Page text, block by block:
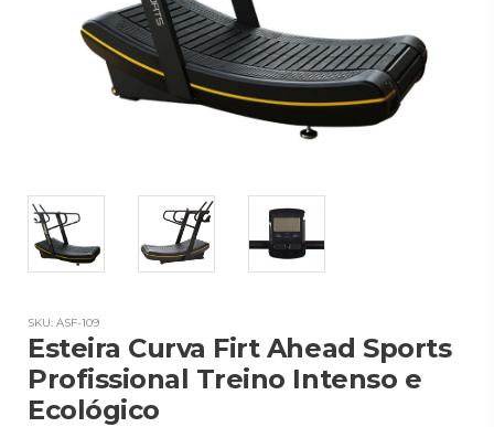
Esteira Curva Firt Ahead Sports
Profissional Treino Intenso e
Ecológico
SKU: ASF-109